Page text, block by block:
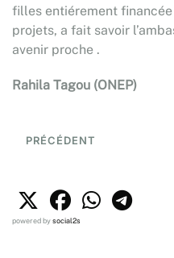
filles entiérement financée
projets, a fait savoir
avenir proche .
Rahila Tagou (ONEP)
PRÉCÉDENT
powered bysocial2s